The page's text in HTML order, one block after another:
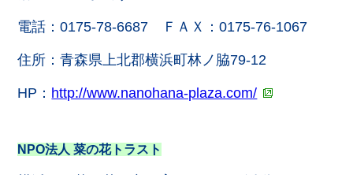
電話：0175-78-6687 ＦＡＸ：0175-76-1067
住所：青森県上北郡横浜町林ノ脇79-12
HP： http://www.nanohana-plaza.com/
NPO法人 菜の花トラスト